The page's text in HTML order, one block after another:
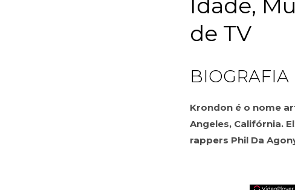
Idade,
de TV
Krondon é o nome
Angeles, Califórnia.
rappers Phil Da